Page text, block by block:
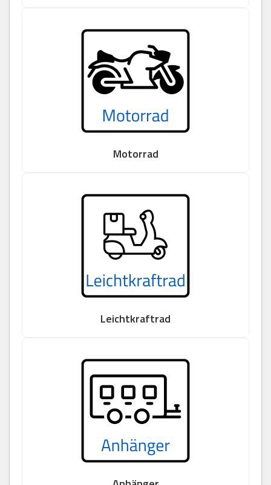
Motorrad
Leichtkraftrad